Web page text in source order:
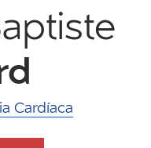
Cardíaca